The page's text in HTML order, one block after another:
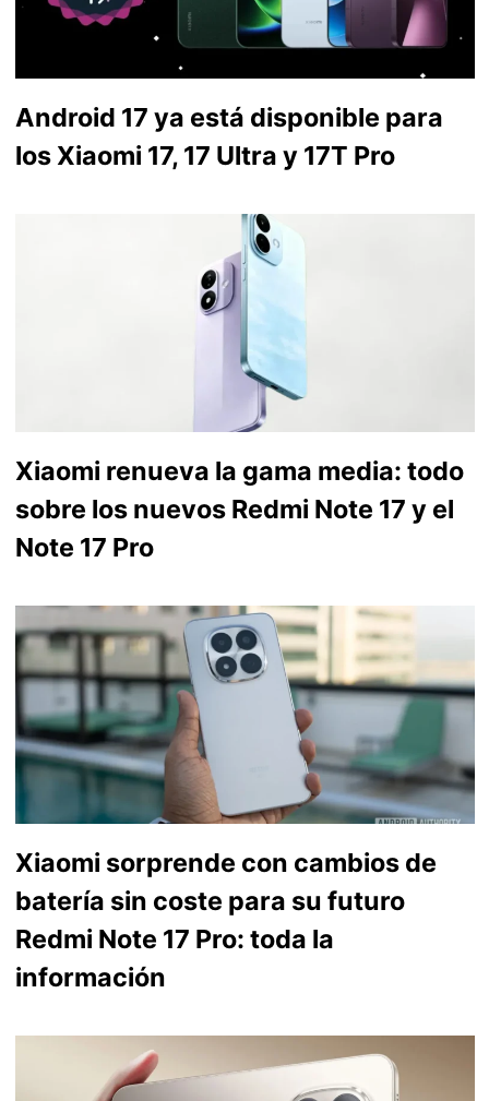
Android 17 ya está disponible para
los Xiaomi 17, 17 Ultra y 17T Pro
Xiaomi renueva la gama media: todo
sobre los nuevos Redmi Note 17 y el
Note 17 Pro
Xiaomi sorprende con cambios de
batería sin coste para su futuro
Redmi Note 17 Pro: toda la
información